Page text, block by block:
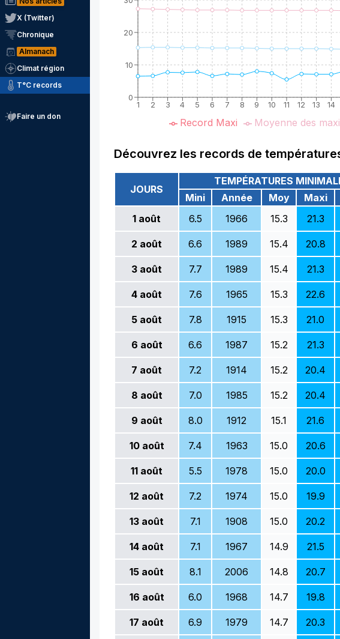
X (Twitter)
Chronique
Almanach
Climat région
T°C records
Faire un don
1 2 3 4 5 6 7 8 9 10 11 12 13 14
0
10
20
Record Maxi Moyenne des maxi
Découvrez les records de
JOURS
TEMPÉRATURES
Mini
Année Moy Maxi
1 août 6.5 1966 15.3 21.3
2 août 6.6 1989 15.4 20.8
3 août 7.7 1989 15.4 21.3
4 août 7.6 1965 15.3 22.6
5 août 7.8 1915 15.3 21.0
6 août 6.6 1987 15.2 21.3
7 août 7.2 1914 15.2 20.4
8 août 7.0 1985 15.2 20.4
9 août 8.0 1912 15.1 21.6
10 août 7.4 1963 15.0 20.6
11 août 5.5 1978 15.0 20.0
12 août 7.2 1974 15.0 19.9
13 août 7.1 1908 15.0 20.2
14 août 7.1 1967 14.9 21.5
15 août 8.1 2006 14.8 20.7
16 août 6.0 1968 14.7 19.8
17 août 6.9 1979 14.7 20.3